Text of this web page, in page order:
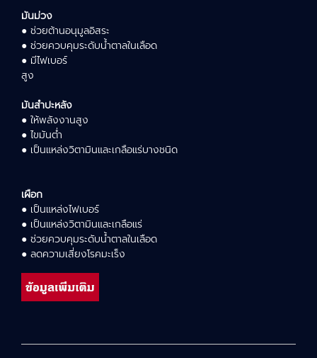
มันม่วง
● ช่วยต้านอนุมูลอิสระ
● ช่วยควบคุมระดับน้ำตาลในเลือด
● มีไฟเบอร์
สูง
มันสำปะหลัง
● ให้พลังงานสูง
● ไขมันต่ำ
● เป็นแหล่งวิตามินและเกลือแร่บางชนิด
เผือก
● เป็นแหล่งไฟเบอร์
● เป็นแหล่งวิตามินและเกลือแร่
● ช่วยควบคุมระดับน้ำตาลในเลือด
● ลดความเสี่ยงโรคมะเร็ง